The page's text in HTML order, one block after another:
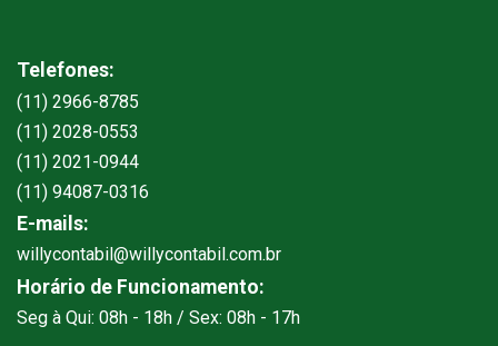
Telefones:
(11) 2966-8785
(11) 2028-0553
(11) 2021-0944
(11) 94087-0316
E-mails:
willycontabil@willycontabil.com.br
Horário de Funcionamento:
Seg à Qui: 08h - 18h / Sex: 08h - 17h